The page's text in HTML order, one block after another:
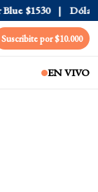
$1530 Dólar CCL
Suscribite por $10.000
EN VIVO